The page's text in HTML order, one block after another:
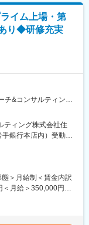
る拠点
行は「地域社会の発
理念を掲げ、東証プ
行です。
題の解決支援を目的
ます。行内研修とし
施するとともに、行
自己啓発支援施策と
専門学校等へのスク
レンジプログラム」
遣には公募制も採用
人」であり、「人」
る今こそ、環境の変
われない斬新な発想
イム上場・第
り◆研修充実
チ&コンサルティング
金申請支援を主軸に
契約締結、コンサル
ティング株式会社住
銀行本店内）受動喫
める事業所（リモー
＞月給制＜賃金内訳
＜月給＞350,000円～